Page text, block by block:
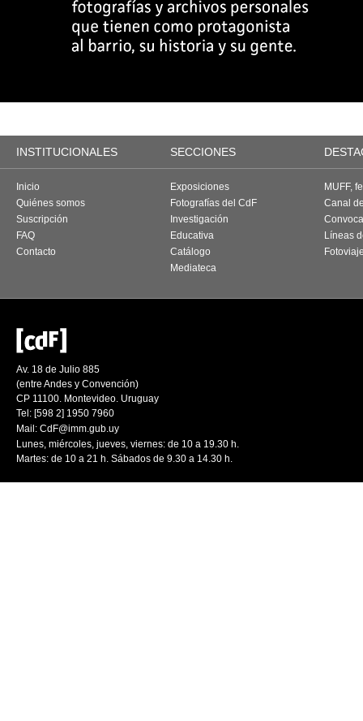
INSTITUCIONALES SECCIONES
Inicio
Quiénes somos
Suscripción
FAQ
Contacto
Exposiciones
Fotografías del CdF
Investigación
Educativa
Catálogo
Mediateca
MUFF,
Canal
Líneas
Av. 18 de Julio 885
(entre Andes y Convención)
CP 11100. Montevideo. Uruguay
Tel: [598 2] 1950 7960
Mail: CdF@imm.gub.uy
Lunes, miércoles, jueves, viernes: de 10 a 19.30 h.
Martes: de 10 a 21 h. Sábados de 9.30 a 14.30 h.